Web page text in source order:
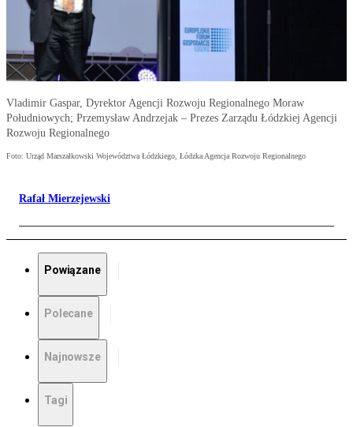
Vladimir Gaspar, Dyrektor Agencji Rozwoju Regionalnego Moraw
Południowych; Przemysław Andrzejak – Prezes Zarządu Łódzkiej Agencji
Rozwoju Regionalnego
Foto: Urząd Marszałkowski Województwa Łódzkiego, Łódzka Agencja Rozwoju Regionalnego
Rafał Mierzejewski
Powiązane
Polecane
Najnowsze
Tagi